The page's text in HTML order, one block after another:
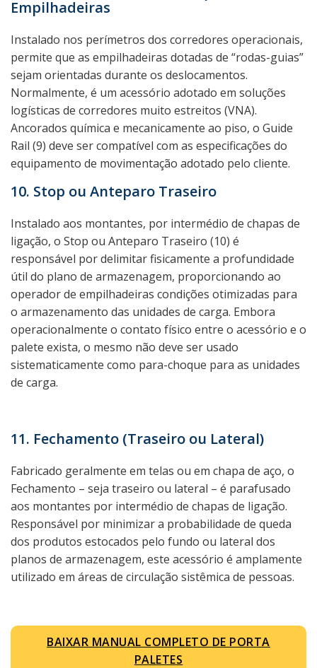
Empilhadeiras
Instalado nos perímetros dos corredores operacionais,
permite que as empilhadeiras dotadas de “rodas-guias”
sejam orientadas durante os deslocamentos.
Normalmente, é um acessório adotado em soluções
logísticas de corredores muito estreitos (VNA).
Ancorados química e mecanicamente ao piso, o Guide
Rail (9) deve ser compatível com as especificações do
equipamento de movimentação adotado pelo cliente.
10. Stop ou Anteparo Traseiro
Instalado aos montantes, por intermédio de chapas de
ligação, o Stop ou Anteparo Traseiro (10) é
responsável por delimitar fisicamente a profundidade
útil do plano de armazenagem, proporcionando ao
operador de empilhadeiras condições otimizadas para
o armazenamento das unidades de carga. Embora
operacionalmente o contato físico entre o acessório e o
palete exista, o mesmo não deve ser usado
sistematicamente como para-choque para as unidades
de carga.
11. Fechamento (Traseiro ou Lateral)
Fabricado geralmente em telas ou em chapa de aço, o
Fechamento – seja traseiro ou lateral – é parafusado
aos montantes por intermédio de chapas de ligação.
Responsável por minimizar a probabilidade de queda
dos produtos estocados pelo fundo ou lateral dos
planos de armazenagem, este acessório é amplamente
utilizado em áreas de circulação sistêmica de pessoas.
BAIXAR MANUAL COMPLETO DE PORTA
PALETES